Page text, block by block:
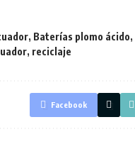
, Baterías plomo ácido,
, reciclaje
Facebook